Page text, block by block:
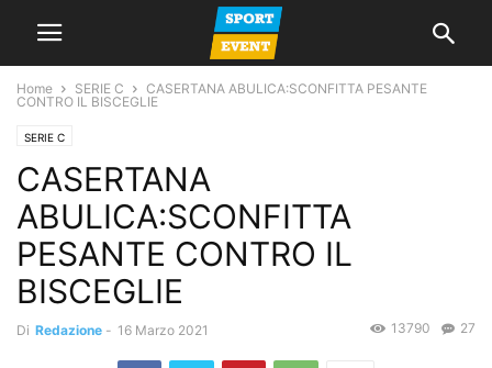
Home SERIE C
CASERTANA ABULICA:SCONFITTA PESANTE
CONTRO IL BISCEGLIE
SERIE C
CASERTANA
ABULICA:SCONFITTA
PESANTE CONTRO IL
BISCEGLIE
Di Redazione - 16 Marzo 2021 27
13790